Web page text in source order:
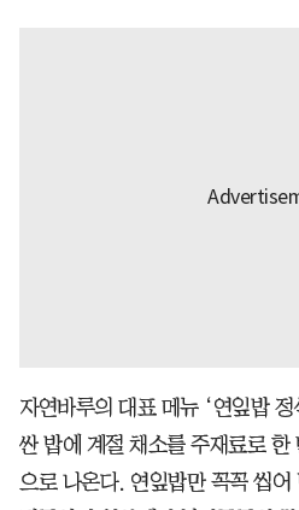
자연바루의 대표 메뉴 ‘연잎밥
싼 밥에 계절 채소를 주재료로 한
으로 나온다. 연잎밥만 꼭꼭 씹